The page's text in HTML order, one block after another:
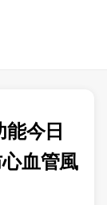
今日
血管風